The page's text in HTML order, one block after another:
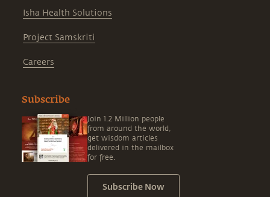
Isha Health Solutions
Project Samskriti
Careers
Subscribe
Join 1.2 Million people
from around the world,
get wisdom articles
delivered in the mailbox
for free.
Subscribe Now